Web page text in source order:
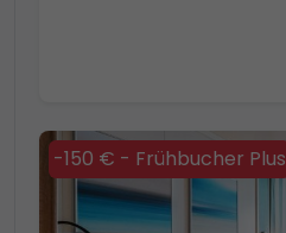
-150 € - Frühbucher Plus